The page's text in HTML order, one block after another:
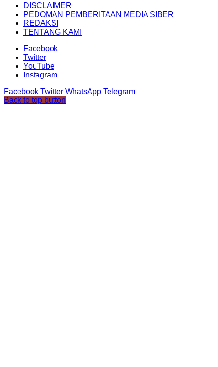
DISCLAIMER
PEDOMAN PEMBERITAAN MEDIA SIBER
REDAKSI
TENTANG KAMI
Facebook
Twitter
YouTube
Instagram
Facebook Twitter WhatsApp Telegram
Back to top button